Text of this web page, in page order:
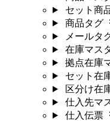
セット商
商品タグ
メールタ
在庫マス
拠点在庫
セット在
区分け在
仕入先マ
仕入伝票